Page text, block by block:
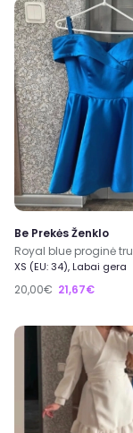
Be Prekės Ženklo
XS (EU: 34), Labai gera
20,00€ 21,67€